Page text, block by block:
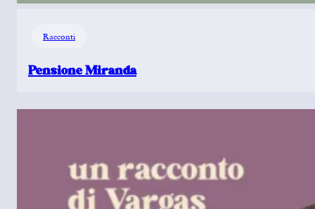
Racconti
Pensione Miranda